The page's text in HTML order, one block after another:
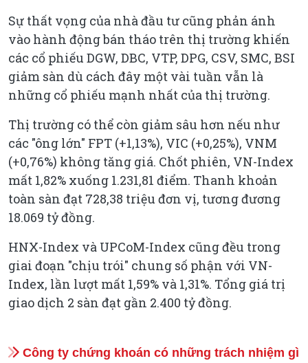
Sự thất vọng của nhà đầu tư cũng phản ánh
vào hành động bán tháo trên thị trường khiến
các cổ phiếu DGW, DBC, VTP, DPG, CSV, SMC, BSI
giảm sàn dù cách đây một vài tuần vẫn là
những cổ phiếu mạnh nhất của thị trường.
Thị trường có thể còn giảm sâu hơn nếu như
các "ông lớn" FPT (+1,13%), VIC (+0,25%), VNM
(+0,76%) không tăng giá. Chốt phiên, VN-Index
mất 1,82% xuống 1.231,81 điểm. Thanh khoản
toàn sàn đạt 728,38 triệu đơn vị, tương đương
18.069 tỷ đồng.
HNX-Index và UPCoM-Index cũng đều trong
giai đoạn "chịu trói" chung số phận với VN-
Index, lần lượt mất 1,59% và 1,31%. Tổng giá trị
giao dịch 2 sàn đạt gần 2.400 tỷ đồng.
Công ty chứng khoán có những trách nhiệm gì